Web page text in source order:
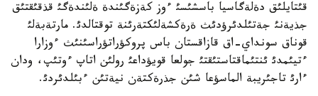
قئتايلئق دةلةگاسيا باسشئسئ ءوز كةزةگئندة ةلئندةگئ قذقئقتئق
جذيةنئ جةتئلدئرؤدئث ةرةكشةلئكتةرئنة توقتالدئ. مارتةبةلئ
قوناق سونداي-اق قازاقستان باس پروكؤراتؤراسئنئث ءوزارا
ءتيئمدئ ئنتئماقتاستئقتئ جولعا قويؤداعئ رولئن اتاپ ءوتئپ، ودان
ءارئ تاجئريبة الماسؤعا شئن جذرةكتةن نيةتئن ءبئلدئردئ.